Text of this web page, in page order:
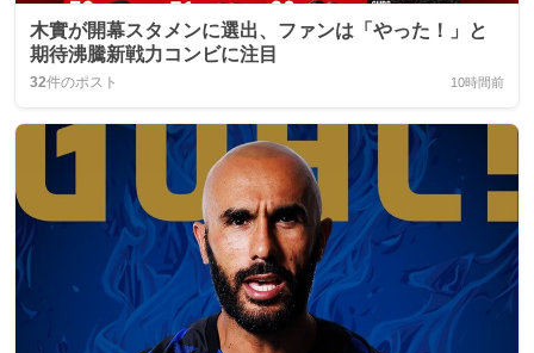
木實が開幕スタメンに選出、ファンは「やった！」と
期待沸騰新戦力コンビに注目
32件のポスト 10時間前